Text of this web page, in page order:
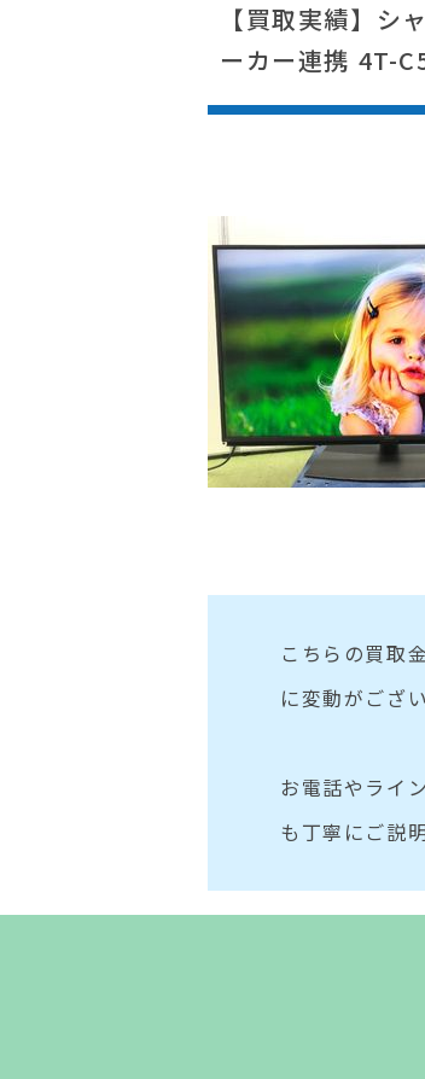
【買取実績】
ーカー連携 4T-
こちらの買取
に変動がござ
お電話やライ
も丁寧にご説